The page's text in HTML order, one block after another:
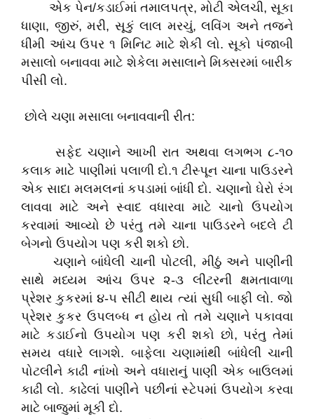
એક પેન/કડાઈમાં તમાલપત્ર, મોટી એલચી, સૂકા
ધાણા, જીરું, મરી, સૂકું લાલ મરચું, લવિંગ અને તજને
ધીમી આંચ ઉપર ૧ મિનિટ માટે શેકી લો. સૂકો પંજાબી
મસાલો બનાવવા માટે શેકેલા મસાલાને મિક્સરમાં બારીક
પીસી લો.
છોલે ચણા મસાલા બનાવવાની રીત:
સફેદ ચણાને આખી રાત અથવા લગભગ ૮-૧૦
કલાક માટે પાણીમાં પલાળી દો.૧ ટીસ્પૂન ચાના પાઉડરને
એક સાદા મલમલનાં કપડામાં બાંધી દો. ચણાનો ઘેરો રંગ
લાવવા માટે અને સ્વાદ વધારવા માટે ચાનો ઉપયોગ
કરવામાં આવ્યો છે પરંતુ તમે ચાના પાઉડરને બદલે ટી
બેગનો ઉપયોગ પણ કરી શકો છો.
ચણાને બાંધેલી ચાની પોટલી, મીઠું અને પાણીની
સાથે મધ્યમ આંચ ઉપર ૨-૩ લીટરની ક્ષમતાવાળા
પ્રેશર કુકરમાં ૪-૫ સીટી થાય ત્યાં સુધી બાફી લો. જો
પ્રેશર કુકર ઉપલબ્ધ ન હોય તો તમે ચણાને પકાવવા
માટે કડાઈનો ઉપયોગ પણ કરી શકો છો, પરંતુ તેમાં
સમય વધારે લાગશે. બાફેલા ચણામાંથી બાંધેલી ચાની
પોટલીને કાઢી નાંખો અને વધારાનું પાણી એક બાઉલમાં
કાઢી લો. કાઢેલાં પાણીને પછીનાં સ્ટેપમાં ઉપયોગ કરવા
માટે બાજુમાં મૂકી દો.